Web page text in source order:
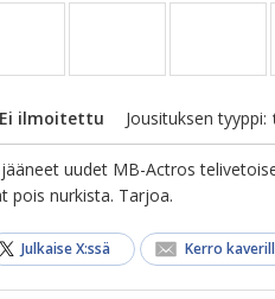
Ei ilmoitettu Jousituksen tyyppi:
uudet MB-Actros
pois nurkista. Tarjoa.
Julkaise X:ssä Kerro